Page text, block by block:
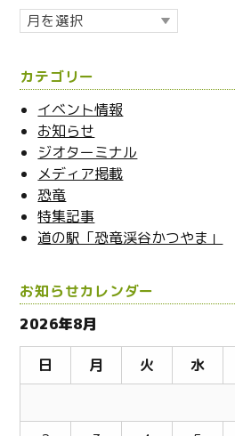
ア
イ
ブ
カテゴリー
イベント情報
お知らせ
ジオターミナル
メディア掲載
恐竜
特集記事
道の駅「恐竜渓谷かつやま」
お知らせカレンダー
2026年8月
日 月 火 水